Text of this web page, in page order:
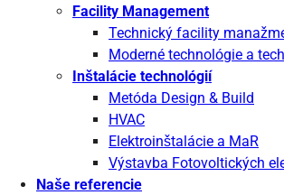
Facility Management
Technický facility
Moderné technológie a
Inštalácie technológií
Metóda Design & Build
HVAC
Elektroinštalácie a MaR
Výstavba Fotovoltických
Naše referencie